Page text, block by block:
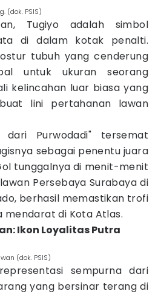
(dok. PSIS)
Tugiyo adalah simbol
di dalam kotak penalti.
tubuh yang cenderung
untuk ukuran seorang
kelincahan luar biasa yang
lini pertahanan lawan
dari Purwodadi" tersemat
sebagai penentu juara
tunggalnya di menit-menit
Persebaya Surabaya di
berhasil memastikan trofi
di Kota Atlas.
Ikon Loyalitas Putra
(dok. PSIS)
sempurna dari
yang bersinar terang di